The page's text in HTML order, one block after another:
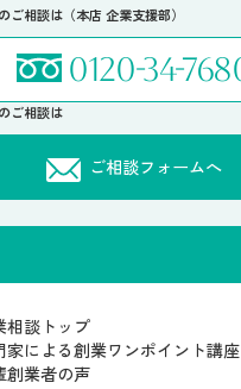
ご相談は（本店 企業支援部）
0120-34-
ご相談は
ご相談フォームへ
相談トップ
家による創業ワンポイント講座
創業者の声